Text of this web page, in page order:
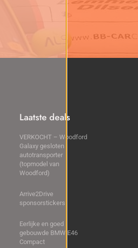
Laatste deals
VERKOCHT – Woodford
Galaxy gesloten
autotransporter
(topmodel van
Woodford)
Arrive2Drive
sponsorstickers
Eerlijke en goed
gebouwde BMW E46
Compact